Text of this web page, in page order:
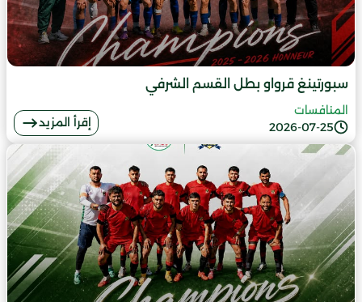
سبورتينغ قرواو بطل القسم الشرفي
2026-07-25
المنافسات
إقرأ المزيد